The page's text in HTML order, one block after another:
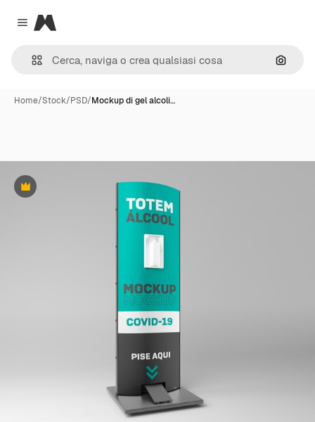
Close menu
Magnific
Cerca
Home/Stock/PSD/Mockup di gel alcoli…
Premium